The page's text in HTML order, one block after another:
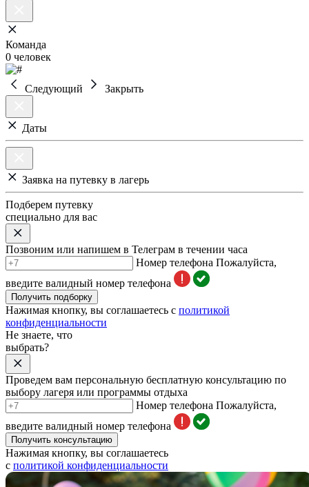
Команда
0 человек
Следующий Закрыть
Даты
Заявка на путевку в лагерь
Подберем путевку
специально для вас
Позвоним или напишем в Телеграм в течении часа
Номер телефона Пожалуйста,
введите валидный номер телефона
Получить подборку
Нажимая кнопку, вы соглашаетесь с политикой
конфиденциальности
Не знаете, что
выбрать?
Проведем вам персональную бесплатную консультацию по
выбору лагеря или программы отдыха
Номер телефона Пожалуйста,
введите валидный номер телефона
Получить консультацию
Нажимая кнопку, вы соглашаетесь
с политикой конфиденциальности